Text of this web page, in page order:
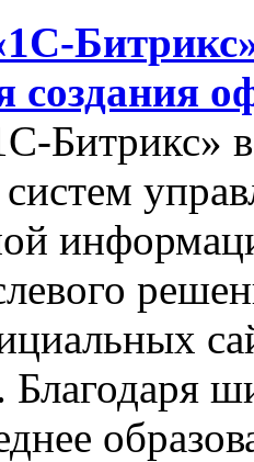
создания
Битрикс»
Благодаря